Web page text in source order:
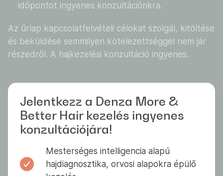
időpontot ingyenes konzultációnkra.
Az űrlap kapcsolatfelvételi célokat szolgál, kitöltése
és beküldése semmilyen kötelezettséggel nem jár
részedről. A hajkezelési konzultáció ingyenes.
Jelentkezz a Denza More &
Better Hair kezelés ingyenes
konzultációjára!
Mesterséges intelligencia alapú
hajdiagnosztika, orvosi alapokra épülő